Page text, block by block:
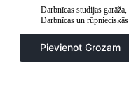
Darbnīcas studijas garāža,
Darbnīcas un rūpnieciskās
Pievienot Grozam